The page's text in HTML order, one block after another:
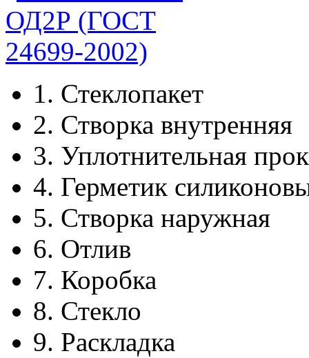
1. Стеклопакет
2. Створка внутренняя
3. Уплотнительная
4. Герметик
5. Створка наружная
6. Отлив
7. Коробка
8. Стекло
9. Раскладка